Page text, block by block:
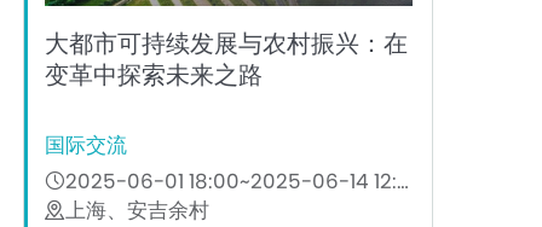
大都市可持续发展与农村振兴：在
变革中探索未来之路
国际交流
2025-06-01 18:00~2025-06-14 12:00
上海、安吉余村